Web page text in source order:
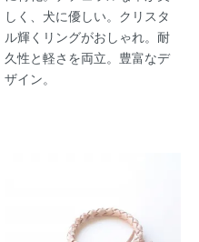
しく、犬に優しい。クリスタ
ル輝くリングがおしゃれ。耐
久性と軽さを両立。豊富なデ
ザイン。